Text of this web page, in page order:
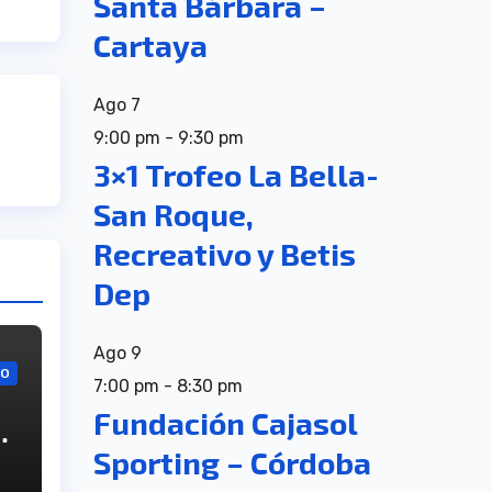
Cartaya
Ago 7
9:00 pm - 9:30 pm
3×1 Trofeo La Bella-
San Roque,
Recreativo y Betis
Dep
Ago 9
7:00 pm - 8:30 pm
Fundación Cajasol
Sporting – Córdoba